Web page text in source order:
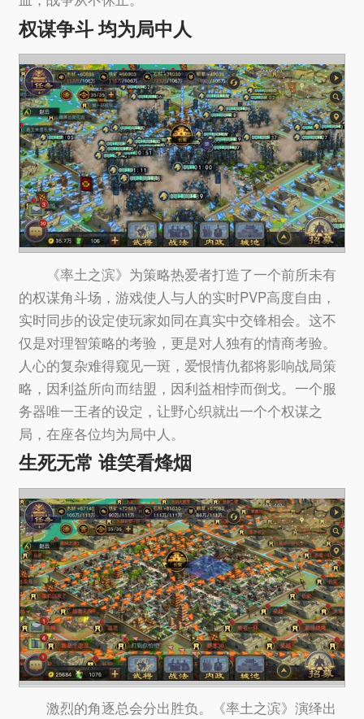
权谋争斗 均为局中人
《率土之滨》为策略热爱者打造了一个前所未有
的权谋角斗场，游戏使人与人的实时PVP高度自由，
实时同步的设定使玩家如同在真实中交锋相会。这不
仅是对理智策略的考验，更是对人独有的情商考验。
人心的复杂难得窥见一斑，爱恨情仇都将影响战局策
略，因利益所向而结盟，因利益相悖而倒戈。一个服
务器唯一王者的设定，让野心织就出一个个权谋之
局，在座各位均为局中人。
生死无常 谁笑看烽烟
激烈的角逐总会分出胜负。《率土之滨》演绎出